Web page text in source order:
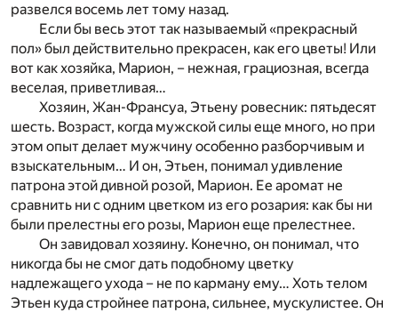
развелся восемь лет тому назад.
Если бы весь этот так называемый «прекрасный
пол» был действительно прекрасен, как его цветы! Или
вот как хозяйка, Марион, – нежная, грациозная, всегда
веселая, приветливая…
Хозяин, Жан-Франсуа, Этьену ровесник: пятьдесят
шесть. Возраст, когда мужской силы еще много, но при
этом опыт делает мужчину особенно разборчивым и
взыскательным… И он, Этьен, понимал удивление
патрона этой дивной розой, Марион. Ее аромат не
сравнить ни с одним цветком из его розария: как бы ни
были прелестны его розы, Марион еще прелестнее.
Он завидовал хозяину. Конечно, он понимал, что
никогда бы не смог дать подобному цветку
надлежащего ухода – не по карману ему… Хоть телом
Этьен куда стройнее патрона, сильнее, мускулистее. Он